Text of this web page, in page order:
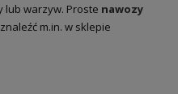
warzyw. Proste nawozy
m.in. w sklepie